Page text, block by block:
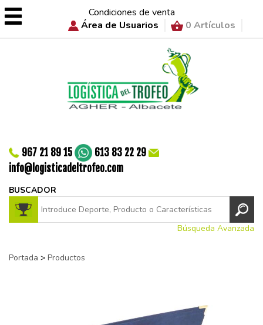
Condiciones de venta
Área de Usuarios
0 Artículos
967 21 89 15
613 83 22 29
info@logisticadeltrofeo.com
BUSCADOR
Búsqueda Avanzada
Portada > Productos